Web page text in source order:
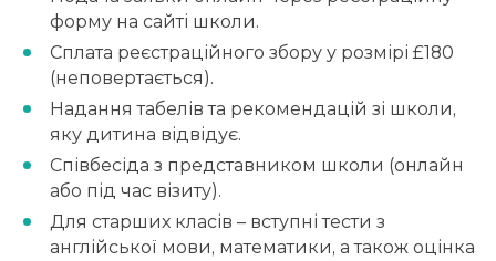
форму на сайті школи.
Сплата реєстраційного збору у розмірі £180
(неповертається).
Надання табелів та рекомендацій зі школи,
яку дитина відвідує.
Співбесіда з представником школи (онлайн
або під час візиту).
Для старших класів – вступні тести з
англійської мови, математики, а також оцінка